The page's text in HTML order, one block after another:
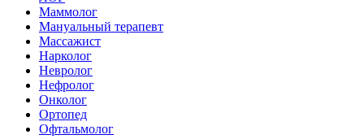
Маммолог
Мануальный терапевт
Массажист
Нарколог
Невролог
Нефролог
Онколог
Ортопед
Офтальмолог